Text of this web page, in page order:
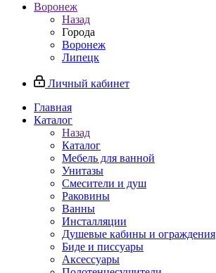
Воронеж
Назад
Города
Воронеж
Липецк
Личный кабинет
Главная
Каталог
Назад
Каталог
Мебель для ванной
Унитазы
Смесители и душ
Раковины
Ванны
Инсталляции
Душевые кабины и ограждения
Биде и писсуары
Аксессуары